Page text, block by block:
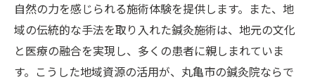
自然の力を感じられる施術体験を提供します。また、地
域の伝統的な手法を取り入れた鍼灸施術は、地元の文化
と医療の融合を実現し、多くの患者に親しまれていま
す。こうした地域資源の活用が、丸亀市の鍼灸院ならで